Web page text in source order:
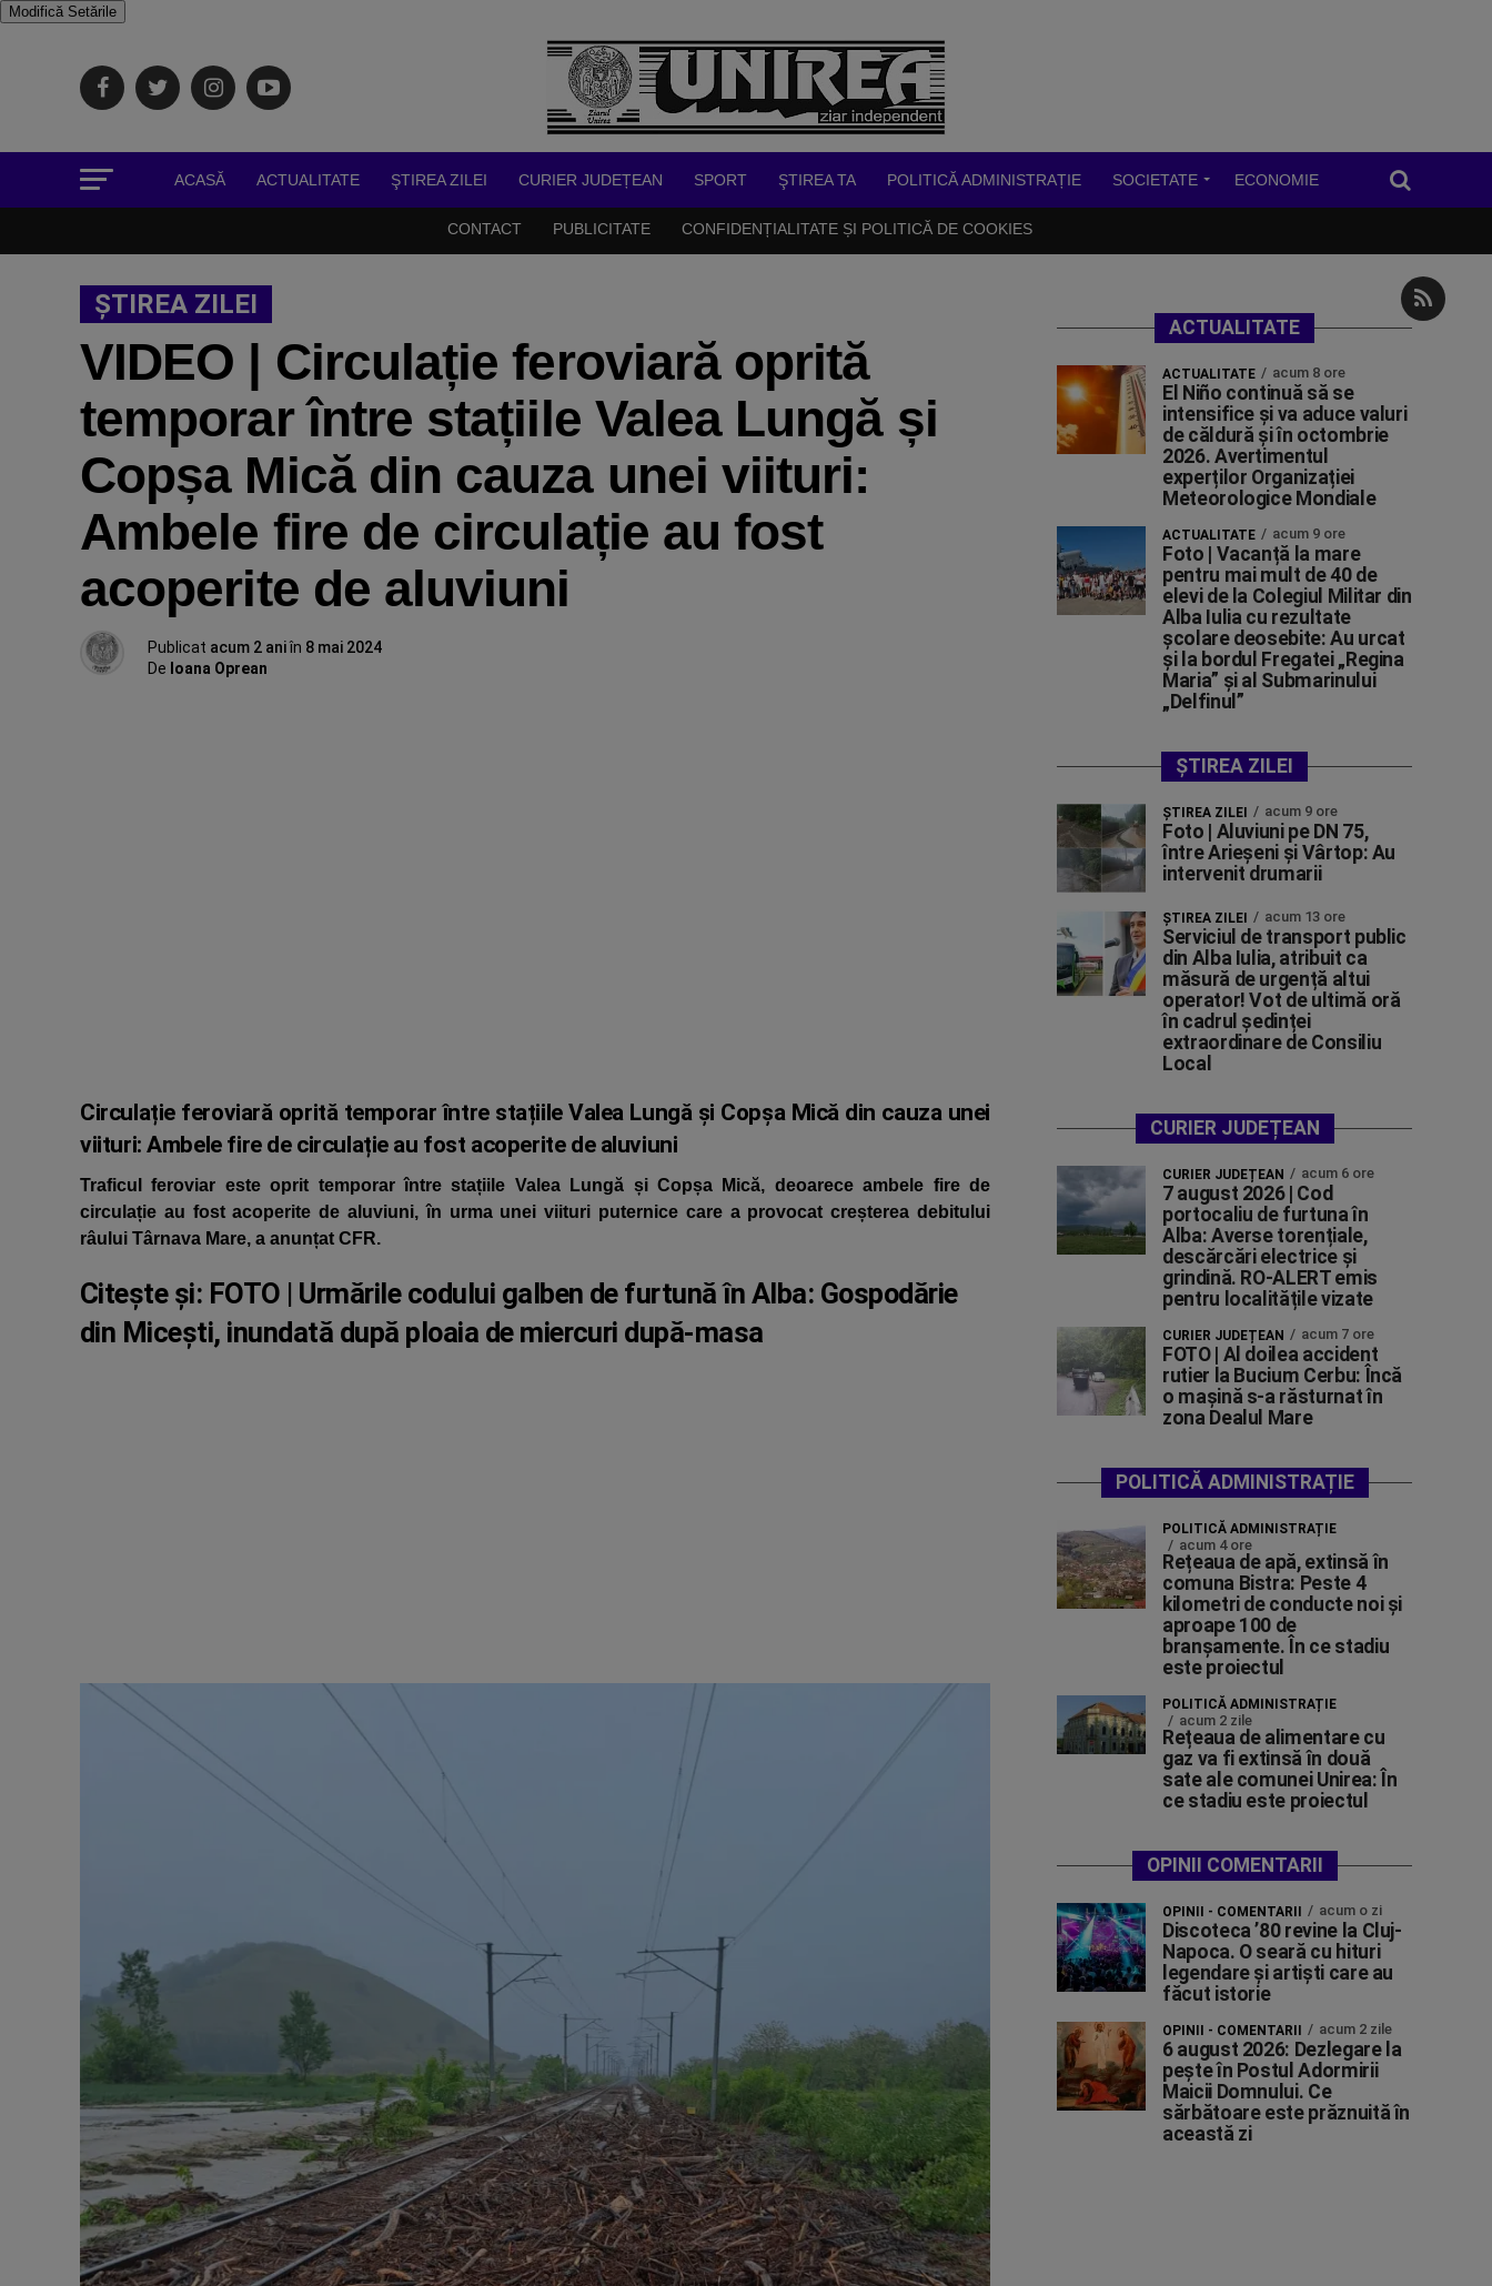
Modifică Setările
ACASĂ ACTUALITATE ŞTIREA ZILEI CURIER JUDEȚEAN SPORT ŞTIREA TA POLITICĂ ADMINISTRAȚIE SOCIETATE ECONOMIE
CONTACT PUBLICITATE CONFIDENȚIALITATE ȘI POLITICĂ DE COOKIES
ŞTIREA ZILEI
VIDEO | Circulație feroviară oprită
temporar între stațiile Valea Lungă și
Copșa Mică din cauza unei viituri:
Ambele fire de circulație au fost
acoperite de aluviuni
Publicat acum 2 aniîn 8 mai 2024
De Ioana Oprean
Circulație feroviară oprită temporar între stațiile Valea Lungă și Copșa Mică din cauza unei
viituri: Ambele fire de circulație au fost acoperite de aluviuni
Traficul feroviar este oprit temporar între stațiile Valea Lungă și Copșa Mică, deoarece ambele fire de
circulație au fost acoperite de aluviuni, în urma unei viituri puternice care a provocat creșterea debitului
râului Târnava Mare, a anunțat CFR.
Citește și: FOTO | Urmările codului galben de furtună în Alba: Gospodărie
din Micești, inundată după ploaia de miercuri după-masa
ACTUALITATE
ACTUALITATE acum 8 ore
El Niño continuă să se
intensifice și va aduce valuri
de căldură și în octombrie
2026. Avertimentul
experților Organizației
Meteorologice Mondiale
ACTUALITATE acum 9 ore
Foto | Vacanță la mare
pentru mai mult de 40 de
elevi de la Colegiul Militar din
Alba Iulia cu rezultate
școlare deosebite: Au urcat
și la bordul Fregatei „Regina
Maria” și al Submarinului
„Delfinul”
ȘTIREA ZILEI
ŞTIREA ZILEI acum 9 ore
Foto | Aluviuni pe DN 75,
între Arieșeni și Vârtop: Au
intervenit drumarii
ŞTIREA ZILEI acum 13 ore
Serviciul de transport public
din Alba Iulia, atribuit ca
măsură de urgență altui
operator! Vot de ultimă oră
în cadrul ședinței
extraordinare de Consiliu
Local
CURIER JUDEȚEAN
CURIER JUDEȚEAN acum 6 ore
7 august 2026 | Cod
portocaliu de furtuna în
Alba: Averse torențiale,
descărcări electrice și
grindină. RO-ALERT emis
pentru localitățile vizate
CURIER JUDEȚEAN acum 7 ore
FOTO | Al doilea accident
rutier la Bucium Cerbu: Încă
o mașină s-a răsturnat în
zona Dealul Mare
POLITICĂ ADMINISTRAȚIE
POLITICĂ ADMINISTRAȚIE
acum 4 ore
Rețeaua de apă, extinsă în
comuna Bistra: Peste 4
kilometri de conducte noi și
aproape 100 de
branșamente. În ce stadiu
este proiectul
POLITICĂ ADMINISTRAȚIE
acum 2 zile
Rețeaua de alimentare cu
gaz va fi extinsă în două
sate ale comunei Unirea: În
ce stadiu este proiectul
OPINII COMENTARII
OPINII - COMENTARII acum o zi
Discoteca ’80 revine la Cluj-
Napoca. O seară cu hituri
legendare și artiști care au
făcut istorie
OPINII - COMENTARII acum 2 zile
6 august 2026: Dezlegare la
pește în Postul Adormirii
Maicii Domnului. Ce
sărbătoare este prăznuită în
această zi